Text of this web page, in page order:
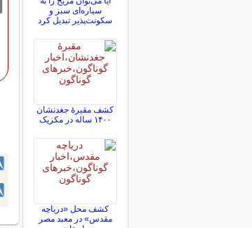
سیاره‌ای سبز و
سکونت‌پذیر تبدیل کرد
کشف مقبرۀ جغدنشان
۱۴۰۰ ساله در مکزیک
کشف محل «دریاچه
مقدس» در معبد مصر